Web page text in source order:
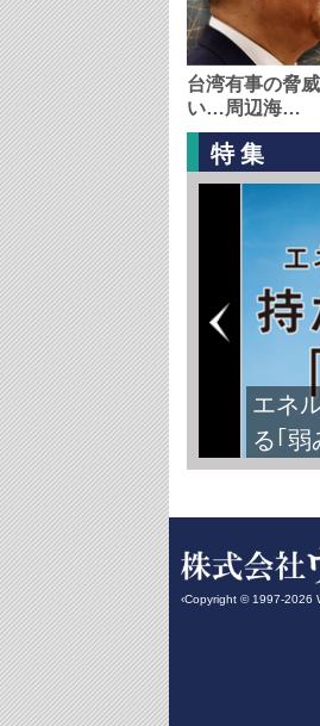
台湾有事の脅
い…周辺海…
特集
エネ
る｢
‹Copyright © 1997-2026